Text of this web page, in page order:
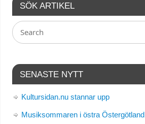
SÖK ARTIKEL
SENASTE NYTT
Kultursidan.nu stannar upp
Musiksommaren i östra Östergötland